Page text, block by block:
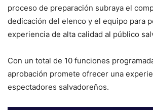
proceso de preparación subraya el
dedicación del elenco y el equipo para
experiencia de alta calidad al público
Con un total de 10 funciones
aprobación promete ofrecer una
espectadores salvadoreños.